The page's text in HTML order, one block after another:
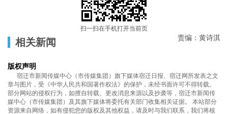
扫一扫在手机打开当前页
责编：黄诗淇
相关新闻
版权声明
宿迁市新闻传媒中心（市传媒集团）旗下媒体宿迁日报、宿迁网所发表之文
章与图片，受《中华人民共和国著作权法》的保护，未经书面许可不得转载。
部分网站的侵权行为，如擅自转载、更改消息来源以及抄袭等，宿迁市新闻传
媒中心（市传媒集团）及其旗下媒体将委托有关部门收集相关证据。 本站部分
资源来自网络，如有侵犯您的版权及其他权益，请及时与我们联系，我们将核